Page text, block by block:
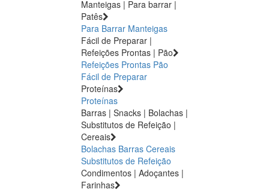
Manteigas | Para barrar |
Patês
Para Barrar Manteigas
Fácil de Preparar |
Refeições Prontas | Pão
Refeições Prontas Pão
Fácil de Preparar
Proteínas
Proteínas
Barras | Snacks | Bolachas |
Substitutos de Refeição |
Cereais
Bolachas Barras Cereais
Substitutos de Refeição
Condimentos | Adoçantes |
Farinhas